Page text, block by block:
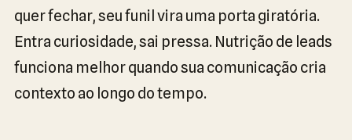
quer fechar, seu funil vira uma porta giratória.
Entra curiosidade, sai pressa. Nutrição de leads
funciona melhor quando sua comunicação cria
contexto ao longo do tempo.